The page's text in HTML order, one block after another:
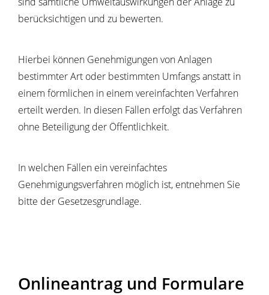
berücksichtigen und zu bewerten.
Hierbei können Genehmigungen von Anlagen
bestimmter Art oder bestimmten Umfangs anstatt in
einem förmlichen in einem vereinfachten Verfahren
erteilt werden. In diesen Fällen erfolgt das Verfahren
ohne Beteiligung der Öffentlichkeit.
In welchen Fällen ein vereinfachtes
Genehmigungsverfahren möglich ist, entnehmen Sie
bitte der Gesetzesgrundlage.
Onlineantrag und Formulare